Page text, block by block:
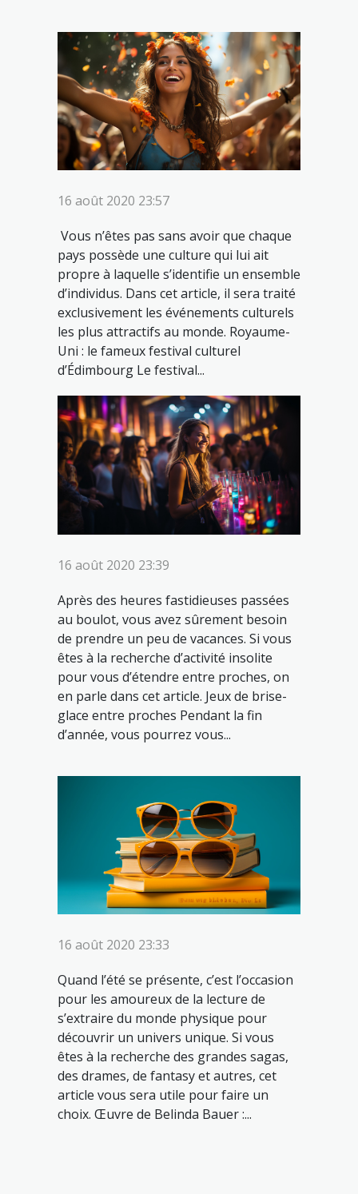
16 août 2020 23:57
Vous n’êtes pas sans avoir que chaque
pays possède une culture qui lui ait
propre à laquelle s’identifie un ensemble
d’individus. Dans cet article, il sera traité
exclusivement les événements culturels
les plus attractifs au monde. Royaume-
Uni : le fameux festival culturel
d’Édimbourg Le festival...
16 août 2020 23:39
Après des heures fastidieuses passées
au boulot, vous avez sûrement besoin
de prendre un peu de vacances. Si vous
êtes à la recherche d’activité insolite
pour vous d’étendre entre proches, on
en parle dans cet article. Jeux de brise-
glace entre proches Pendant la fin
d’année, vous pourrez vous...
16 août 2020 23:33
Quand l’été se présente, c’est l’occasion
pour les amoureux de la lecture de
s’extraire du monde physique pour
découvrir un univers unique. Si vous
êtes à la recherche des grandes sagas,
des drames, de fantasy et autres, cet
article vous sera utile pour faire un
choix. Œuvre de Belinda Bauer :...